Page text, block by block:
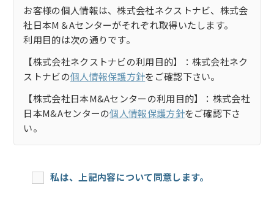
お客様の個人情報は、株式会社ネクストナビ、株式会
社日本M＆Aセンターがそれぞれ取得いたします。
利用目的は次の通りです。
【株式会社ネクストナビの利用目的】：株式会社ネク
ストナビの個人情報保護方針をご確認下さい。
【株式会社日本M&Aセンターの利用目的】：株式会社
日本M&Aセンターの個人情報保護方針をご確認下さ
い。
私は、上記内容について同意します。